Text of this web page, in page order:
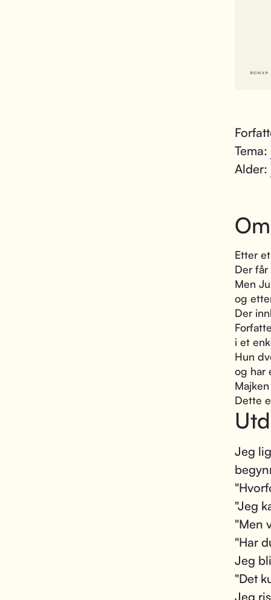
Tema:
Alder:
Etter
Der
Men
og
Der
i et
Hun
og har
Dette
Jeg
"Jeg
"Men
"Har
Jeg
"Det
Jeg